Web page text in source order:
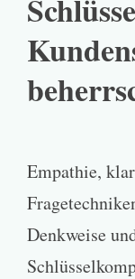
Empathie,
Denkweise